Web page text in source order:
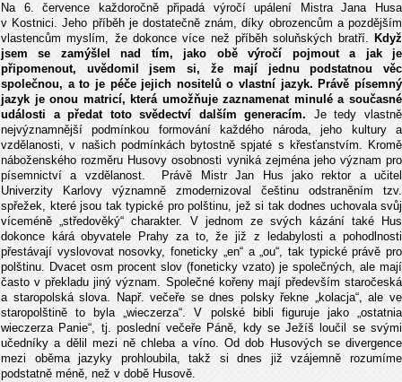
Na 6. července každoročně připadá výročí upálení Mistra Jana Husa
v Kostnici. Jeho příběh je dostatečně znám, díky obrozencům a pozdějším
vlastencům myslím, že dokonce více než příběh soluňských bratří. Když
jsem se zamýšlel nad tím, jako obě výročí pojmout a jak je
připomenout, uvědomil jsem si, že mají jednu podstatnou věc
společnou, a to je péče jejich nositelů o vlastní jazyk. Právě písemný
jazyk je onou matricí, která umožňuje zaznamenat minulé a současné
události a předat toto svědectví dalším generacím. Je tedy vlastně
nejvýznamnější podmínkou formování každého národa, jeho kultury a
vzdělanosti, v našich podmínkách bytostně spjaté s křesťanstvím. Kromě
náboženského rozměru Husovy osobnosti vyniká zejména jeho význam pro
písemnictví a vzdělanost. Právě Mistr Jan Hus jako rektor a učitel
Univerzity Karlovy významně zmodernizoval češtinu odstraněním tzv.
spřežek, které jsou tak typické pro polštinu, jež si tak dodnes uchovala svůj
víceméně „středověký“ charakter. V jednom ze svých kázání také Hus
dokonce kárá obyvatele Prahy za to, že již z ledabylosti a pohodlnosti
přestávají vyslovovat nosovky, foneticky „en“ a „ou“, tak typické právě pro
polštinu. Dvacet osm procent slov (foneticky vzato) je společných, ale mají
často v překladu jiný význam. Společné kořeny mají především staročeská
a staropolská slova. Např. večeře se dnes polsky řekne „kolacja“, ale ve
staropolštině to byla „wieczerza“. V polské bibli figuruje jako „ostatnia
wieczerza Panie“, tj. poslední večeře Páně, kdy se Ježíš loučil se svými
učedníky a dělil mezi ně chleba a víno. Od dob Husových se divergence
mezi oběma jazyky prohloubila, takž si dnes již vzájemně rozumíme
podstatně méně, než v době Husově.